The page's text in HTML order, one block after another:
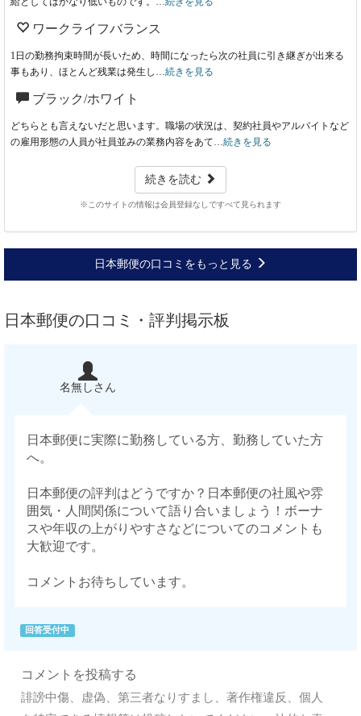
ワークライフバランス
1日の勤務拘束時間が長いため、時間になったら次の社員に引き継ぎが出来る
事もあり、ほとんど残業は発生し… 続きを見る
ブラック/ホワイト
どちらとも言えないだと思います。職場の状況は、契約社員やアルバイトなど
の雇用形態の人員が社員並みの業務内容をあて… 続きを見る
続きを読む
※このサイトの情報は会員登録なしですべて見られます
日本郵便の口コミをもっと見る
日本郵便の口コミ・評判掲示板
名無しさん
日本郵便に実際に勤務している方、勤務していた方
へ。
日本郵便の評判はどうですか？日本郵便の社風や雰
囲気・人間関係について語り合いましょう！ボーナ
スや年収の上がりやすさなどについてのコメントも
大歓迎です。
コメントお待ちしています。
回答受付中
コメントを投稿する
誹謗中傷、虚偽、第三者なりすまし、著作権違反、個人